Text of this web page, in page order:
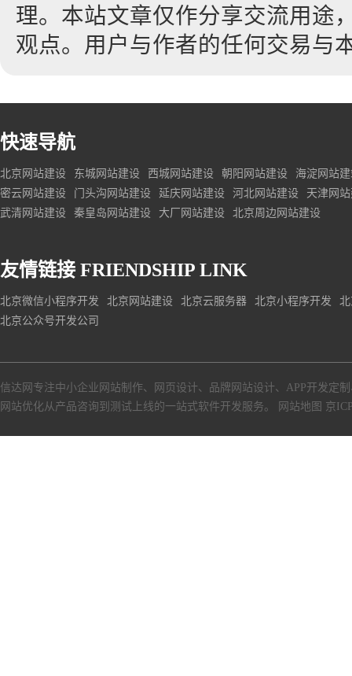
理。本站文章仅作分享交流用途
观点。用户与作者的任何交易与
快速导航
北京网站建设 东城网站建设 西城网站建设 朝阳网站建设
海淀网站
密云网站建设
门头沟网站建设 延庆网站建设 河北网站建设
天津网
武清网站建设
秦皇岛网站建设 大厂网站建设 北京周边网站建设
友情链接 FRIENDSHIP LINK
北京微信小程序开发 北京网站建设 北京云服务器 北京小程序开发
北京公众号开发公司
信达网专注中小企业网站制作、 网页设计、 品牌网站设计、 APP开发定制
网站优化从产品咨询到测试上线的一站式软件开发服务。
网站地图 京